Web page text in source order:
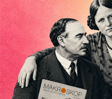
MAKROSKOP analysiert
wirtschaftspolitische
Themen aus einer
postkeynesianischen
Perspektive und ist damit
in Deutschland einzigartig.
MAKROSKOP steht für